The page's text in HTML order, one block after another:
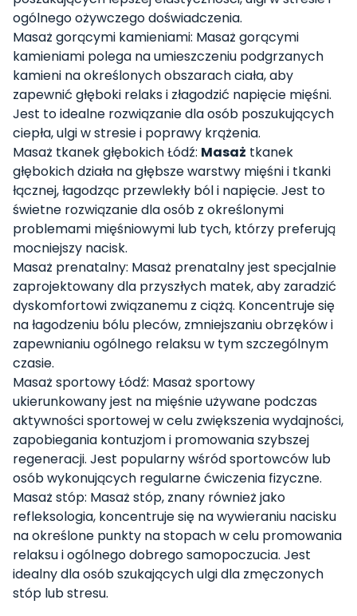
ogólnego ożywczego doświadczenia.
Masaż gorącymi kamieniami: Masaż gorącymi
kamieniami polega na umieszczeniu podgrzanych
kamieni na określonych obszarach ciała, aby
zapewnić głęboki relaks i złagodzić napięcie mięśni.
Jest to idealne rozwiązanie dla osób poszukujących
ciepła, ulgi w stresie i poprawy krążenia.
Masaż tkanek głębokich Łódź: Masaż tkanek
głębokich działa na głębsze warstwy mięśni i tkanki
łącznej, łagodząc przewlekły ból i napięcie. Jest to
świetne rozwiązanie dla osób z określonymi
problemami mięśniowymi lub tych, którzy preferują
mocniejszy nacisk.
Masaż prenatalny: Masaż prenatalny jest specjalnie
zaprojektowany dla przyszłych matek, aby zaradzić
dyskomfortowi związanemu z ciążą. Koncentruje się
na łagodzeniu bólu pleców, zmniejszaniu obrzęków i
zapewnianiu ogólnego relaksu w tym szczególnym
czasie.
Masaż sportowy Łódź: Masaż sportowy
ukierunkowany jest na mięśnie używane podczas
aktywności sportowej w celu zwiększenia wydajności,
zapobiegania kontuzjom i promowania szybszej
regeneracji. Jest popularny wśród sportowców lub
osób wykonujących regularne ćwiczenia fizyczne.
Masaż stóp: Masaż stóp, znany również jako
refleksologia, koncentruje się na wywieraniu nacisku
na określone punkty na stopach w celu promowania
relaksu i ogólnego dobrego samopoczucia. Jest
idealny dla osób szukających ulgi dla zmęczonych
stóp lub stresu.